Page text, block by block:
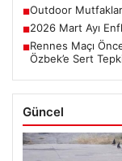
■Outdoor
■2026 Mart Ayı
■Rennes Maçı
Özbek’e Sert
Güncel